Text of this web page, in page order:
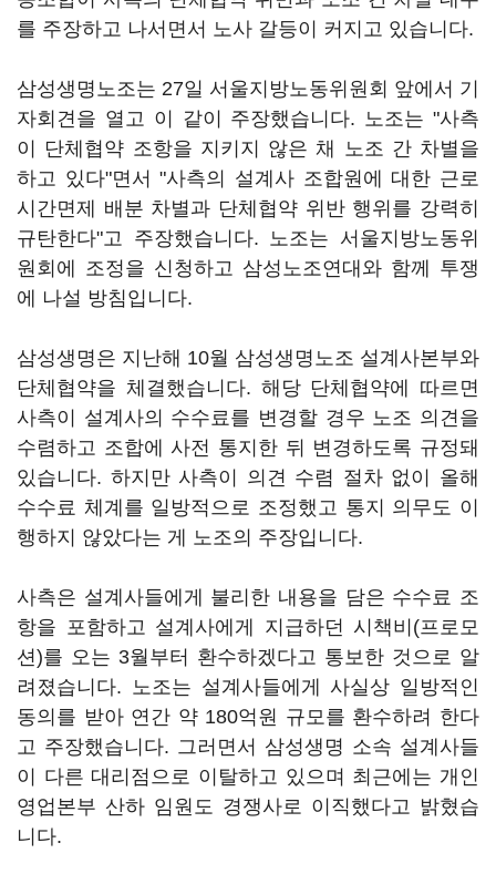
를 주장하고 나서면서 노사 갈등이 커지고 있습니다.
삼성생명노조는 27일 서울지방노동위원회 앞에서 기
자회견을 열고 이 같이 주장했습니다. 노조는 "사측
이 단체협약 조항을 지키지 않은 채 노조 간 차별을
하고 있다"면서 "사측의 설계사 조합원에 대한 근로
시간면제 배분 차별과 단체협약 위반 행위를 강력히
규탄한다"고 주장했습니다. 노조는 서울지방노동위
원회에 조정을 신청하고 삼성노조연대와 함께 투쟁
에 나설 방침입니다.
삼성생명은 지난해 10월 삼성생명노조 설계사본부와
단체협약을 체결했습니다. 해당 단체협약에 따르면
사측이 설계사의 수수료를 변경할 경우 노조 의견을
수렴하고 조합에 사전 통지한 뒤 변경하도록 규정돼
있습니다. 하지만 사측이 의견 수렴 절차 없이 올해
수수료 체계를 일방적으로 조정했고 통지 의무도 이
행하지 않았다는 게 노조의 주장입니다.
사측은 설계사들에게 불리한 내용을 담은 수수료 조
항을 포함하고 설계사에게 지급하던 시책비(프로모
션)를 오는 3월부터 환수하겠다고 통보한 것으로 알
려졌습니다. 노조는 설계사들에게 사실상 일방적인
동의를 받아 연간 약 180억원 규모를 환수하려 한다
고 주장했습니다. 그러면서 삼성생명 소속 설계사들
이 다른 대리점으로 이탈하고 있으며 최근에는 개인
영업본부 산하 임원도 경쟁사로 이직했다고 밝혔습
니다.